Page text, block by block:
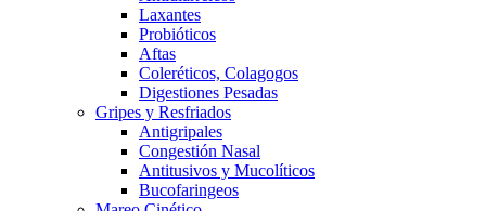
Laxantes
Probióticos
Aftas
Coleréticos, Colagogos
Digestiones Pesadas
Gripes y Resfriados
Antigripales
Congestión Nasal
Antitusivos y Mucolíticos
Bucofaringeos